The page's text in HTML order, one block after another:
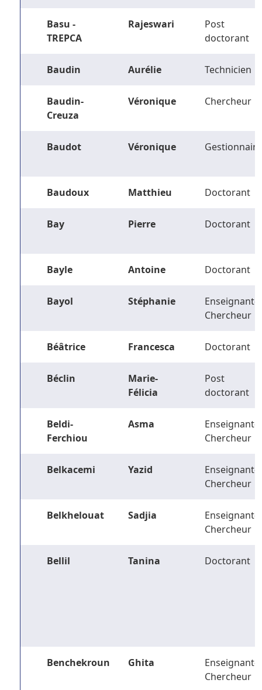
Basu -
TREPCA
Rajeswari
Post
doctorant
Baudin Aurélie Technicien
Baudin-
Creuza
Véronique Chercheur
Baudot Véronique Gestionnaire
Baudoux Matthieu Doctorant
Bay Pierre Doctorant
Bayle Antoine Doctorant
Bayol Stéphanie
Enseignant-
Chercheur
Béâtrice Francesca Doctorant
Béclin
Marie-
Félicia
Post
doctorant
Beldi-
Ferchiou
Asma
Enseignant-
Chercheur
Belkacemi Yazid
Enseignant-
Chercheur
Belkhelouat Sadjia
Enseignant-
Chercheur
Bellil Tanina Doctorant
Benchekroun Ghita
Enseignant-
Chercheur